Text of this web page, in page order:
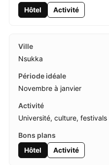
Hôtel Activité
Nsukka
Novembre à janvier
Université, culture, festivals
Hôtel Activité